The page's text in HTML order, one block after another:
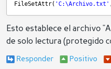
FileSetAttr( 'C:\Archivo.txt'
Esto establece el archivo
de solo lectura (protegido